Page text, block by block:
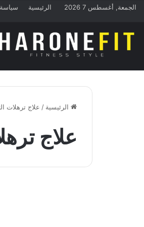
الجمعة, أغسطس 7 2026 الرئيسية
الرئيسية / علاج ترهلات
علاج